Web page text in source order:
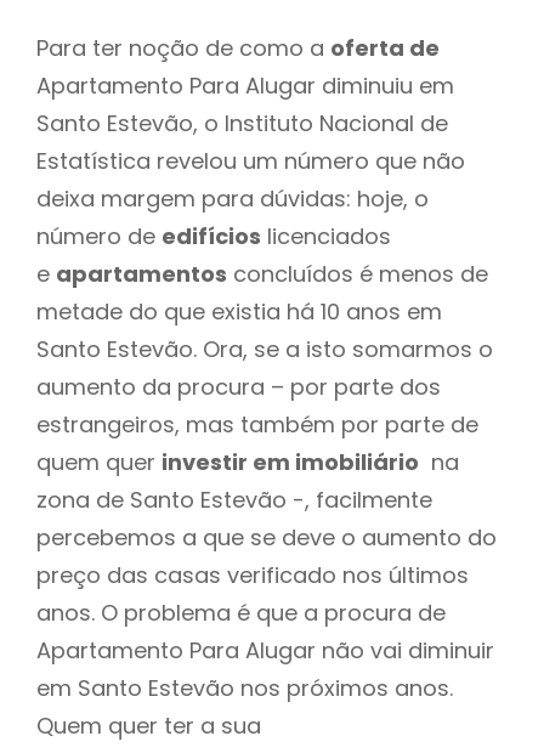
Para ter noção de como a oferta de
Apartamento Para Alugar diminuiu em
Santo Estevão, o Instituto Nacional de
Estatística revelou um número que não
deixa margem para dúvidas: hoje, o
número de edifícios licenciados
e apartamentos concluídos é menos de
metade do que existia há 10 anos em
Santo Estevão. Ora, se a isto somarmos o
aumento da procura – por parte dos
estrangeiros, mas também por parte de
quem quer investir em imobiliário na
zona de Santo Estevão -, facilmente
percebemos a que se deve o aumento do
preço das casas verificado nos últimos
anos. O problema é que a procura de
Apartamento Para Alugar não vai diminuir
em Santo Estevão nos próximos anos.
Quem quer ter a sua